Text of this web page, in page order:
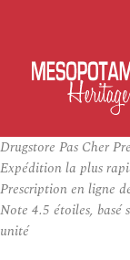
Drugstore Pas Cher
Expédition la plus
Prescription en ligne
Note 4.5 étoiles, basé
unité